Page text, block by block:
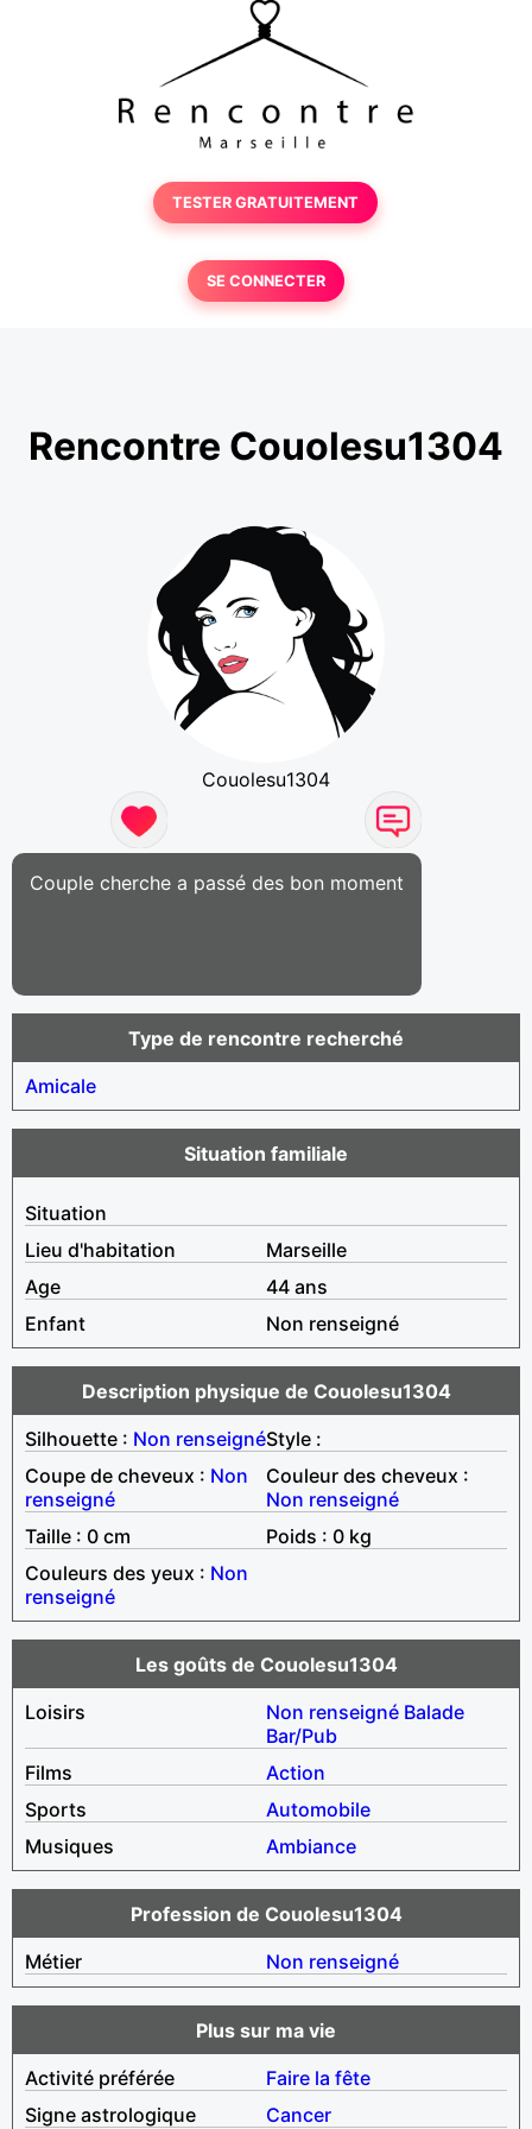
TESTER GRATUITEMENT
SE CONNECTER
Rencontre Couolesu1304
Couolesu1304
Couple cherche a passé des bon moment
Type de rencontre recherché
Amicale
Situation familiale
Situation
Lieu d'habitation
Marseille
Age
44 ans
Enfant
Non renseigné
Description physique de Couolesu1304
Silhouette : Non renseignéStyle :
Coupe de cheveux : Non
renseigné
Couleur des cheveux :
Non renseigné
Taille : 0 cm
Poids : 0 kg
Couleurs des yeux : Non
renseigné
Les goûts de Couolesu1304
Loisirs
Non renseigné Balade
Bar/Pub
Films
Action
Sports
Automobile
Musiques
Ambiance
Profession de Couolesu1304
Métier
Non renseigné
Plus sur ma vie
Activité préférée
Faire la fête
Signe astrologique
Cancer